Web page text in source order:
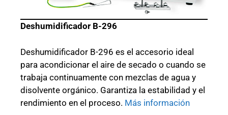
Deshumidificador B-296
Deshumidificador B-296 es el accesorio ideal
para acondicionar el aire de secado o cuando se
trabaja continuamente con mezclas de agua y
disolvente orgánico. Garantiza la estabilidad y el
rendimiento en el proceso. Más información